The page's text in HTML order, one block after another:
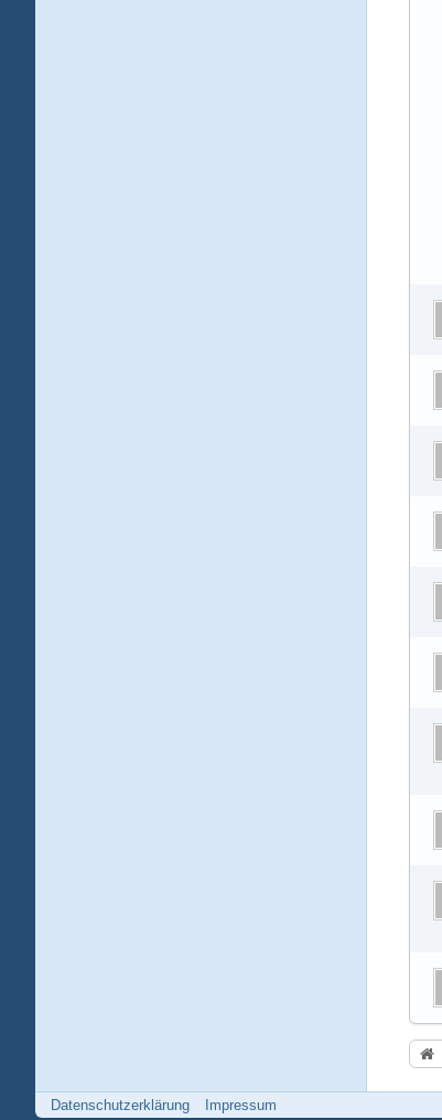
Datenschutzerklärung Impressum